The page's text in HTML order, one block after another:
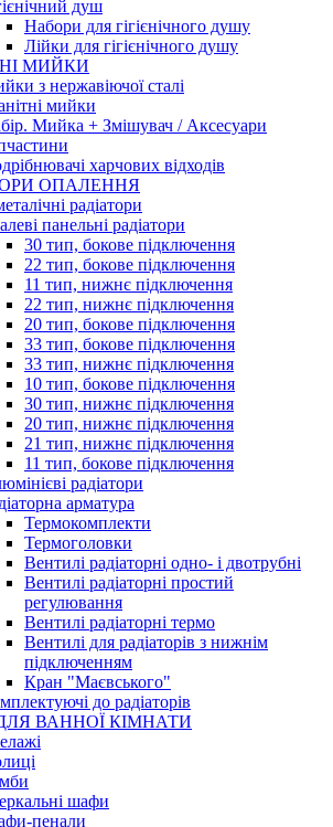
душ
Набори для гігієнічного душу
Лійки для гігієнічного душу
МИЙКИ
з нержавіючої сталі
мийки
Мийка + Змішувач / Аксесуари
харчових відходів
ОПАЛЕННЯ
радіатори
панельні радіатори
30 тип, бокове підключення
22 тип, бокове підключення
11 тип, нижнє підключення
22 тип, нижнє підключення
20 тип, бокове підключення
33 тип, бокове підключення
33 тип, нижнє підключення
10 тип, бокове підключення
30 тип, нижнє підключення
20 тип, нижнє підключення
21 тип, нижнє підключення
11 тип, бокове підключення
радіатори
арматура
Термокомплекти
Термоголовки
Вентилі радіаторні одно- і двотрубні
Вентилі радіаторні простий
регулювання
Вентилі радіаторні термо
Вентилі для радіаторів з нижнім
підключенням
Кран "Маєвського"
до радіаторів
ВАННОЇ КІМНАТИ
шафи
пенали